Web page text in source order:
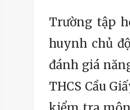
Trường tập
huynh chủ
đánh giá
THCS Cầu